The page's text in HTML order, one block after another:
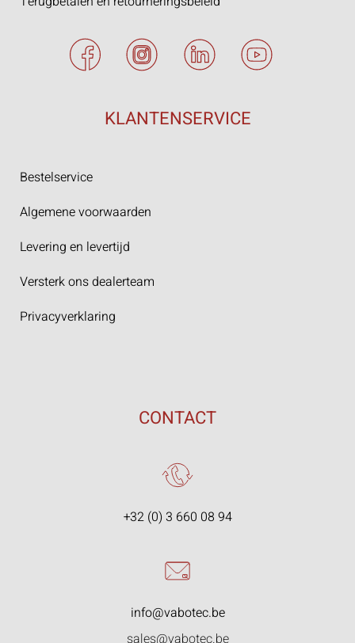
KLANTENSERVICE
Bestelservice
Algemene voorwaarden
Levering en levertijd
Versterk ons dealerteam
Privacyverklaring
CONTACT
+32 (0) 3 660 08 94
info@vabotec.be